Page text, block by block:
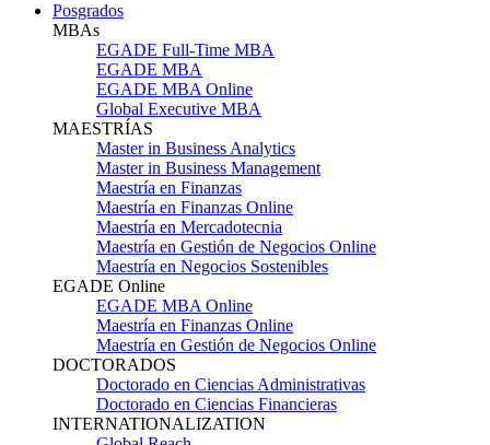
Posgrados
MBAs
EGADE Full-Time MBA
EGADE MBA
EGADE MBA Online
Global Executive MBA
MAESTRÍAS
Master in Business Analytics
Master in Business Management
Maestría en Finanzas
Maestría en Finanzas Online
Maestría en Mercadotecnia
Maestría en Gestión de Negocios Online
Maestría en Negocios Sostenibles
EGADE Online
EGADE MBA Online
Maestría en Finanzas Online
Maestría en Gestión de Negocios Online
DOCTORADOS
Doctorado en Ciencias Administrativas
Doctorado en Ciencias Financieras
INTERNATIONALIZATION